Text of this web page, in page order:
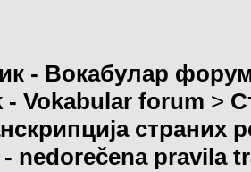
- Вокабулар
- Vokabular forum >
страних
nedorečena pravila